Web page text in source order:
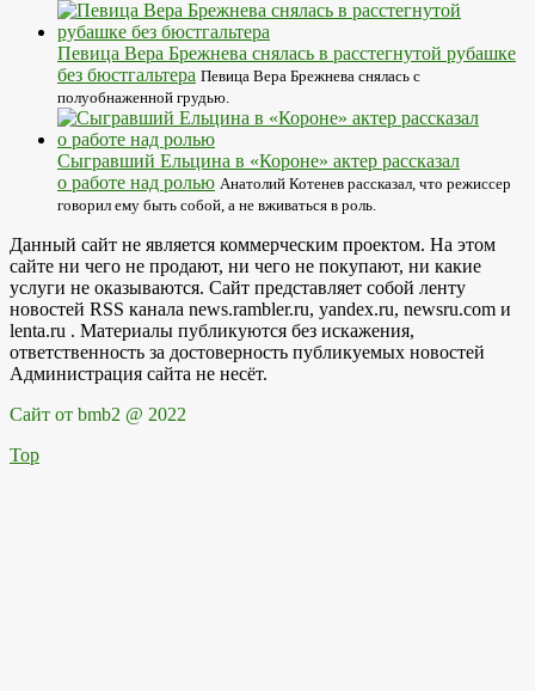
Певица Вера Брежнева снялась в расстегнутой рубашке
без бюстгальтера Певица Вера Брежнева снялась с
полуобнаженной грудью.
Сыгравший Ельцина в «Короне» актер рассказал
о работе над ролью Анатолий Котенев рассказал, что режиссер
говорил ему быть собой, а не вживаться в роль.
Данный сайт не является коммерческим проектом. На этом
сайте ни чего не продают, ни чего не покупают, ни какие
услуги не оказываются. Сайт представляет собой ленту
новостей RSS канала news.rambler.ru, yandex.ru, newsru.com и
lenta.ru . Материалы публикуются без искажения,
ответственность за достоверность публикуемых новостей
Администрация сайта не несёт.
Сайт от bmb2 @ 2022
Top